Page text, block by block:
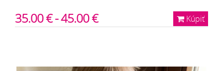
Kúpiť
35.00 € - 45.00 €